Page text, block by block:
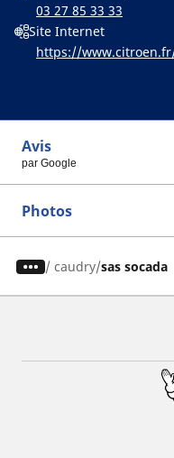
03 27 85 33 33
Site Internet
https://
Avis
par Google
Photos
/ caudry sas socada